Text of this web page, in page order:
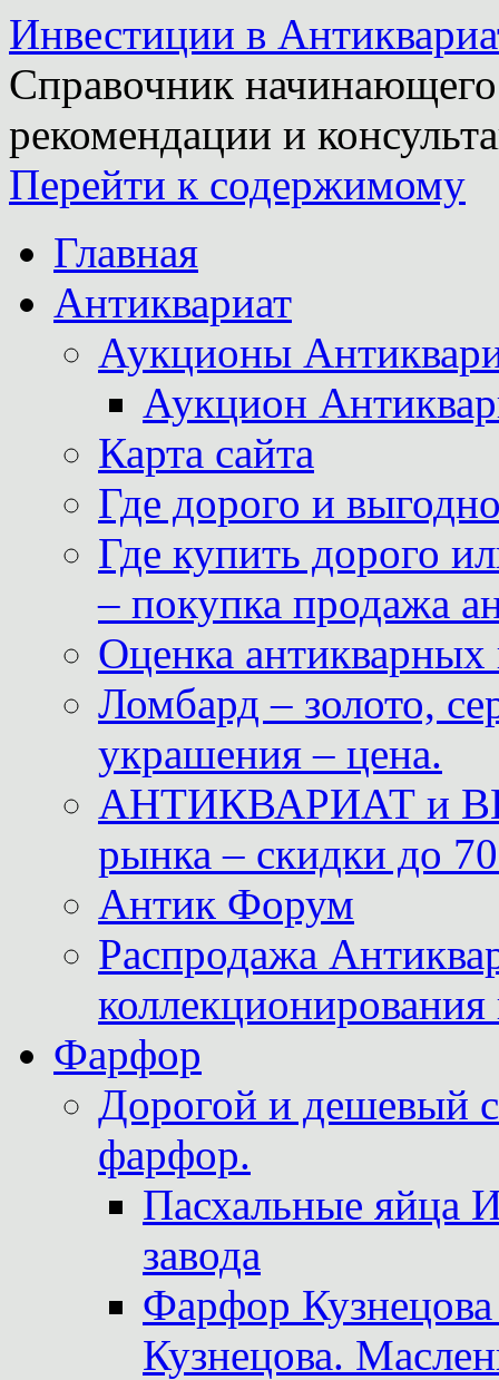
Инвестиции в
Справочник
рекомендации и
Перейти к содержимому
Главная
Антиквариат
Аукционы
Аукцион
Карта сайта
Где дорого и
Где купить дорого
– покупка продажа
Оценка антикварных
Ломбард – золото,
украшения – цена.
АНТИКВАРИАТ и
рынка – скидки до
Антик Форум
Распродажа
Фарфор
Дорогой и дешевый
фарфор.
Пасхальные яйца
завода
Фарфор
Кузнецова.